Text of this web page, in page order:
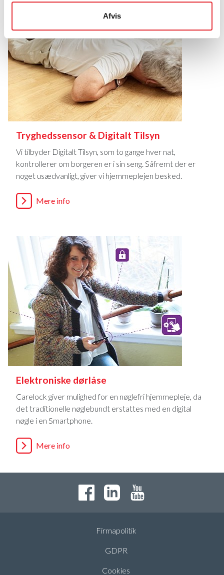
Afvis
Tryghedssensor & Digitalt Tilsyn
Vi tilbyder Digitalt Tilsyn, som to gange hver nat,
kontrollerer om borgeren er i sin seng. Såfremt der er
noget usædvanligt, giver vi hjemmeplejen besked.
Mere info
Elektroniske dørlåse
Carelock giver mulighed for en nøglefri hjemmepleje, da
det traditionelle nøglebundt erstattes med en digital
nøgle i en Smartphone.
Mere info
Firmapolitik
GDPR
Cookies